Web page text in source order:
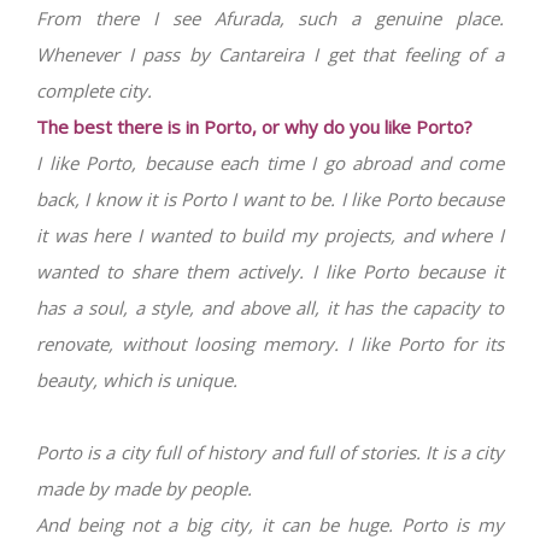
From there I see Afurada, such a genuine place.
Whenever I pass by Cantareira I get that feeling of a
complete city.
The best there is in Porto, or why do you like Porto?
I like Porto, because each time I go abroad and come
back, I know it is Porto I want to be. I like Porto because
it was here I wanted to build my projects, and where I
wanted to share them actively. I like Porto because it
has a soul, a style, and above all, it has the capacity to
renovate, without loosing memory. I like Porto for its
beauty, which is unique.
Porto is a city full of history and full of stories. It is a city
made by made by people.
And being not a big city, it can be huge. Porto is my